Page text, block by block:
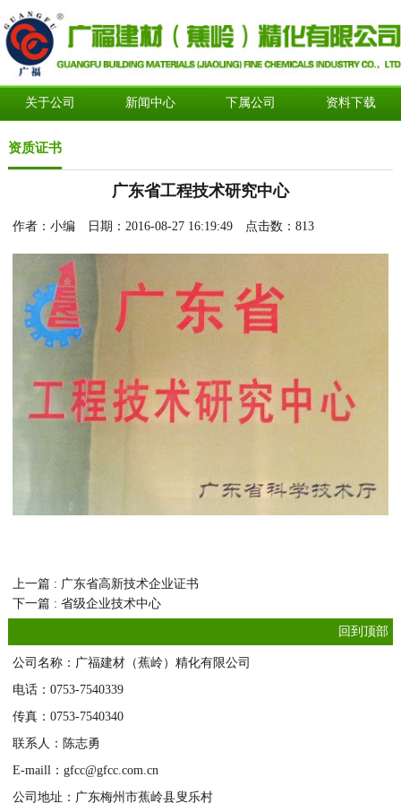
关于公司 新闻中心 下属公司 资料下载
资质证书
广东省工程技术研究中心
作者：小编 日期：2016-08-27 16:19:49 点击数： 813
上一篇 : 广东省高新技术企业证书
下一篇 : 省级企业技术中心
回到顶部
公司名称：广福建材（蕉岭）精化有限公司
电话：0753-7540339
传真：0753-7540340
联系人：陈志勇
E-maill：gfcc@gfcc.com.cn
公司地址：广东梅州市蕉岭县叟乐村